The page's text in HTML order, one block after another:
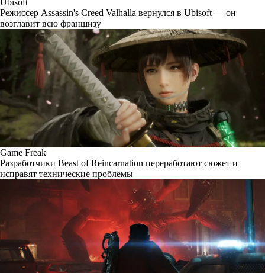
Режиссер Assassin's Creed Valhalla вернулся в Ubisoft — он
возглавит всю франшизу
Game Freak
Разработчики Beast of Reincarnation переработают сюжет и
исправят технические проблемы